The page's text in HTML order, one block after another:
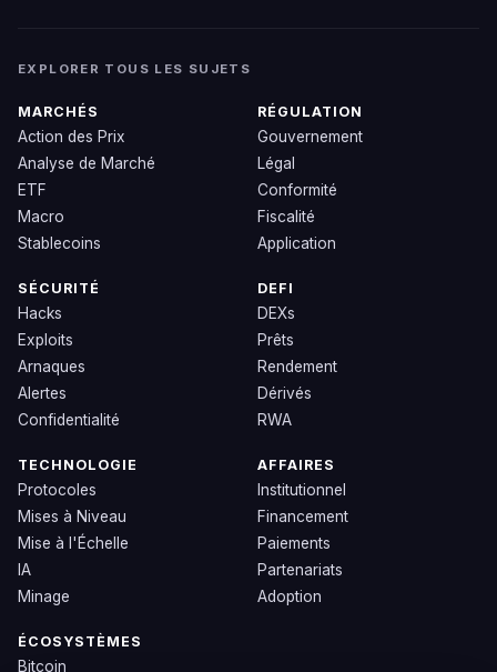
EXPLORER TOUS LES SUJETS
MARCHÉS
Action des Prix
Analyse de Marché
ETF
Macro
Stablecoins
RÉGULATION
Gouvernement
Légal
Conformité
Fiscalité
Application
SÉCURITÉ
Hacks
Exploits
Arnaques
Alertes
Confidentialité
DEFI
DEXs
Prêts
Rendement
Dérivés
RWA
TECHNOLOGIE
Protocoles
Mises à Niveau
Mise à l'Échelle
IA
Minage
AFFAIRES
Institutionnel
Financement
Paiements
Partenariats
Adoption
ÉCOSYSTÈMES
Bitcoin